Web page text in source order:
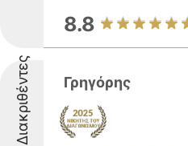
8.8
Διακριθέντες Γρηγόρης